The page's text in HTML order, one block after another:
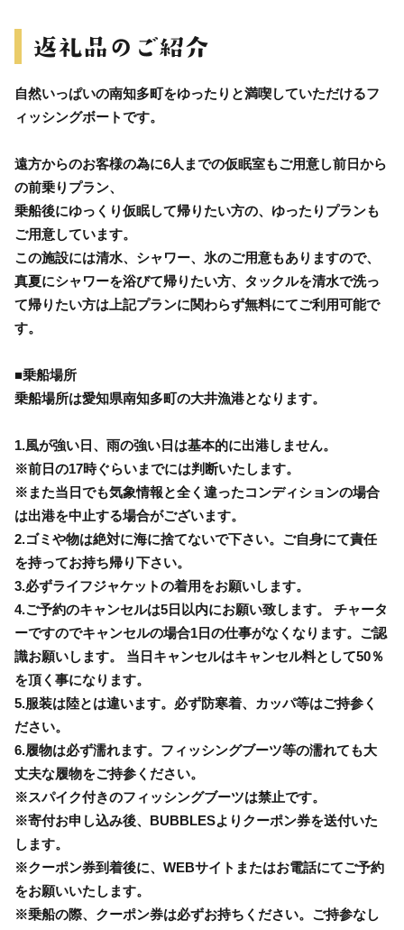
自然いっぱいの南知多町をゆったりと満喫していただけるフ
ィッシングボートです。
遠方からのお客様の為に6人までの仮眠室もご用意し前日から
の前乗りプラン、
乗船後にゆっくり仮眠して帰りたい方の、ゆったりプランも
ご用意しています。
この施設には清水、シャワー、氷のご用意もありますので、
真夏にシャワーを浴びて帰りたい方、タックルを清水で洗っ
て帰りたい方は上記プランに関わらず無料にてご利用可能で
す。
■乗船場所
乗船場所は愛知県南知多町の大井漁港となります。
1.風が強い日、雨の強い日は基本的に出港しません。
※前日の17時ぐらいまでには判断いたします。
※また当日でも気象情報と全く違ったコンディションの場合
は出港を中止する場合がございます。
2.ゴミや物は絶対に海に捨てないで下さい。ご自身にて責任
を持ってお持ち帰り下さい。
3.必ずライフジャケットの着用をお願いします。
4.ご予約のキャンセルは5日以内にお願い致します。 チャータ
ーですのでキャンセルの場合1日の仕事がなくなります。ご認
識お願いします。 当日キャンセルはキャンセル料として50％
を頂く事になります。
5.服装は陸とは違います。必ず防寒着、カッパ等はご持参く
ださい。
6.履物は必ず濡れます。フィッシングブーツ等の濡れても大
丈夫な履物をご持参ください。
※スパイク付きのフィッシングブーツは禁止です。
※寄付お申し込み後、BUBBLESよりクーポン券を送付いた
します。
※クーポン券到着後に、WEBサイトまたはお電話にてご予約
をお願いいたします。
※乗船の際、クーポン券は必ずお持ちください。ご持参なし